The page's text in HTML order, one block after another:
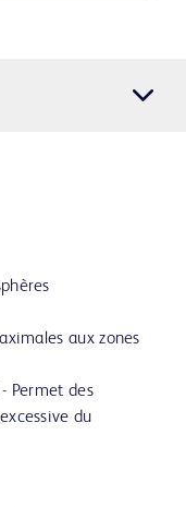
aux zones
Permet des
du